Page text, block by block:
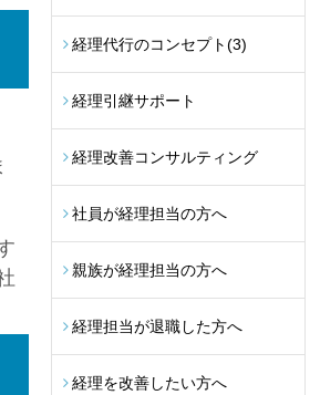
経理代行のコンセプト(3)
経理引継サポート
経理改善コンサルティング
社員が経理担当の方へ
親族が経理担当の方へ
経理担当が退職した方へ
経理を改善したい方へ